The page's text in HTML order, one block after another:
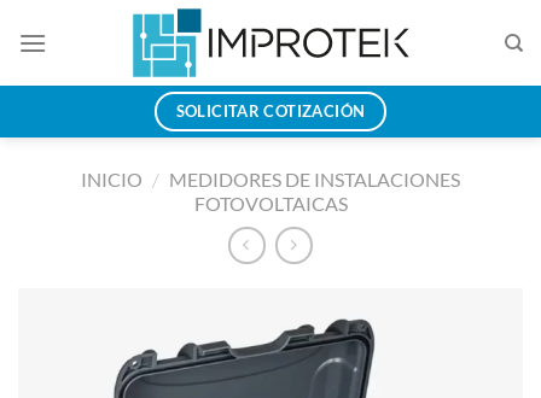
SOLICITAR COTIZACIÓN
INICIO / MEDIDORES DE INSTALACIONES
FOTOVOLTAICAS